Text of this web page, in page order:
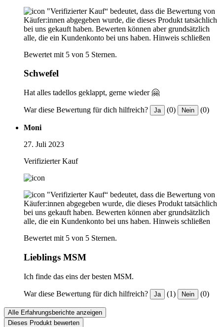
"Verifizierter Kauf“ bedeutet, dass die Bewertung von
Käufer:innen abgegeben wurde, die dieses Produkt tatsächlich
bei uns gekauft haben. Bewerten können aber grundsätzlich
alle, die ein Kundenkonto bei uns haben. Hinweis schließen
Bewertet mit 5 von 5 Sternen.
Schwefel
Hat alles tadellos geklappt, gerne wieder 🤗
War diese Bewertung für dich hilfreich? Ja (0) Nein (0)
Moni
27. Juli 2023
Verifizierter Kauf
"Verifizierter Kauf“ bedeutet, dass die Bewertung von
Käufer:innen abgegeben wurde, die dieses Produkt tatsächlich
bei uns gekauft haben. Bewerten können aber grundsätzlich
alle, die ein Kundenkonto bei uns haben. Hinweis schließen
Bewertet mit 5 von 5 Sternen.
Lieblings MSM
Ich finde das eins der besten MSM.
War diese Bewertung für dich hilfreich? Ja (1) Nein (0)
Alle Erfahrungsberichte anzeigen
Dieses Produkt bewerten